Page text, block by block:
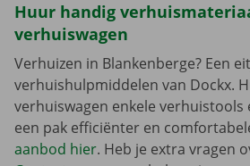
Huur handig
verhuiswagen
Verhuizen in Blankenberge? Een
verhuishulpmiddelen van Dockx.
verhuiswagen enkele verhuistools
een pak efficiënter en
aanbod hier. Heb je extra vragen